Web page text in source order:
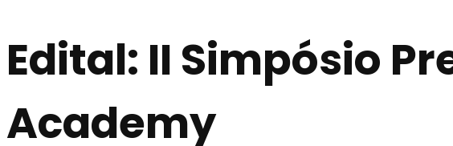
Edital: II Simpósio
Academy